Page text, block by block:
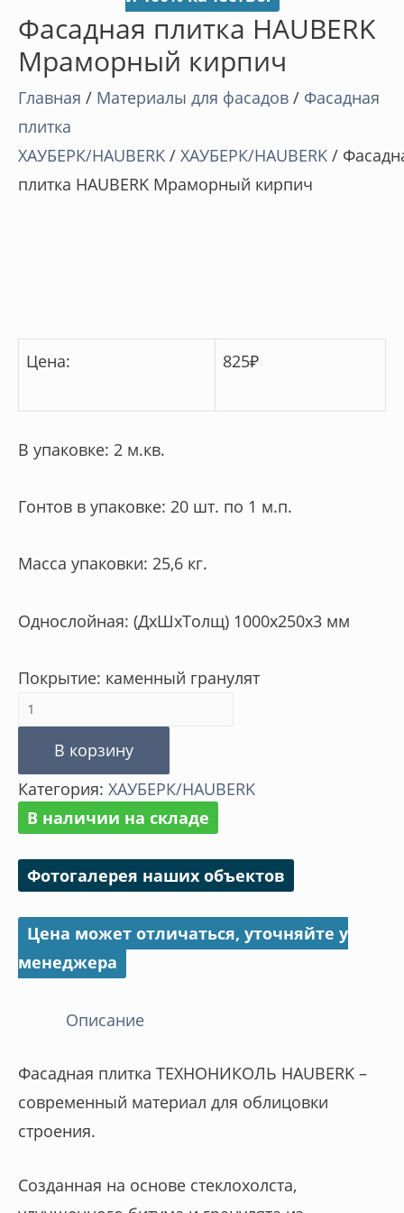
Фасадная плитка HAUBERK
Мраморный кирпич
Главная / Материалы для фасадов / Фасадная
плитка
ХАУБЕРК/HAUBERK / ХАУБЕРК/HAUBERK /
плитка HAUBERK Мраморный кирпич
Цена: 825₽
В упаковке: 2 м.кв.
Гонтов в упаковке: 20 шт. по 1 м.п.
Масса упаковки: 25,6 кг.
Однослойная: (ДхШхТолщ) 1000х250х3 мм
Покрытие: каменный гранулят
Количество
товара
Фасадная
плитка
HAUBERK
кирпич
В корзину
Категория: ХАУБЕРК/HAUBERK
В наличии на складе
Фотогалерея наших объектов
Цена может отличаться, уточняйте у
менеджера
Описание
Фасадная плитка ТЕХНОНИКОЛЬ HAUBERK –
современный материал для облицовки
строения.
Созданная на основе стеклохолста,